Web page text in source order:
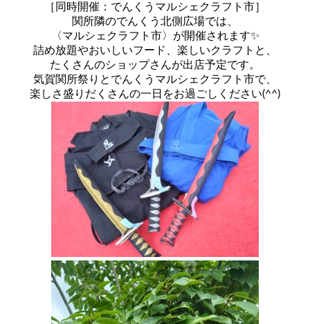
［同時開催：でんくうマルシェクラフト市］
関所隣のでんくう北側広場では、
〈マルシェクラフト市〉が開催されます✨️
詰め放題やおいしいフード、楽しいクラフトと、
たくさんのショップさんが出店予定です。
気賀関所祭りとでんくうマルシェクラフト市で、
楽しさ盛りだくさんの一日をお過ごしください(^^)